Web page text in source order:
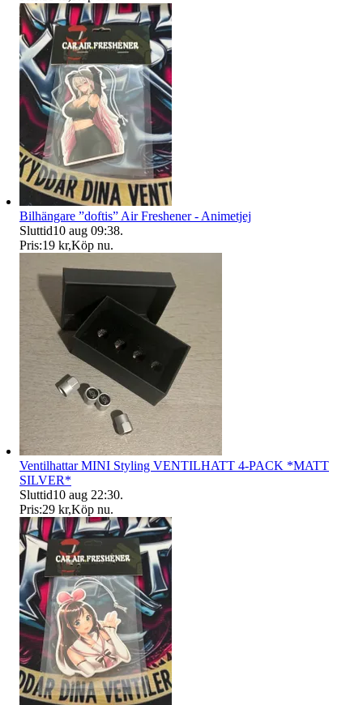
Bilhängare ”doftis” Air Freshener - Animetjej
Sluttid10 aug 09:38.
Pris:19 kr,Köp nu.
Ventilhattar MINI Styling VENTILHATT 4-PACK *MATT
SILVER*
Sluttid10 aug 22:30.
Pris:29 kr,Köp nu.